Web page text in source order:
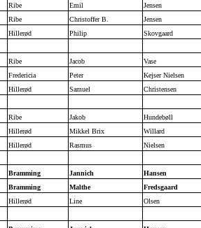
Ribe Emil
Jensen
Ribe
Christoffer B.
Jensen
Hillerød
Philip Skovgaard
Ribe Jacob
Vase
Fredericia
Peter
Kejser Nielsen
Hillerød
Samuel Christensen
Ribe Jakob
Hundebøll
Hillerød
Mikkel Brix
Willard
Hillerød
Rasmus Nielsen
Bramming Jannich
Hansen
Bramming
Malthe
Fredsgaard
Hillerød
Line Olsen